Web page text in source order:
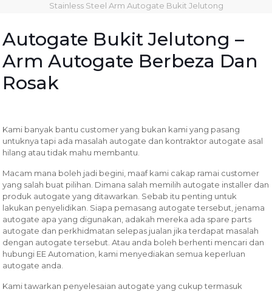
Stainless Steel Arm Autogate Bukit Jelutong
Autogate Bukit Jelutong –
Arm Autogate Berbeza Dan
Rosak
Kami banyak bantu customer yang bukan kami yang pasang
untuknya tapi ada masalah autogate dan kontraktor autogate asal
hilang atau tidak mahu membantu.
Macam mana boleh jadi begini, maaf kami cakap ramai customer
yang salah buat pilihan. Dimana salah memilih autogate installer dan
produk autogate yang ditawarkan. Sebab itu penting untuk
lakukan penyelidikan. Siapa pemasang autogate tersebut, jenama
autogate apa yang digunakan, adakah mereka ada spare parts
autogate dan perkhidmatan selepas jualan jika terdapat masalah
dengan autogate tersebut. Atau anda boleh berhenti mencari dan
hubungi EE Automation, kami menyediakan semua keperluan
autogate anda.
Kami tawarkan penyelesaian autogate yang cukup termasuk